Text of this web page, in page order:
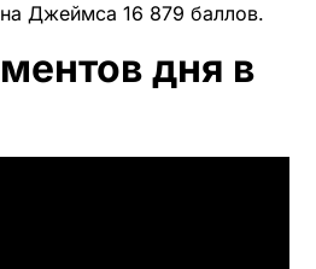
Джеймса 16 879 баллов.
дня в